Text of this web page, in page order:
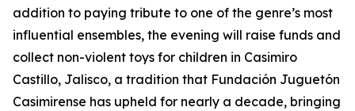
addition to paying tribute to one of the genre’s most
influential ensembles, the evening will raise funds and
collect non-violent toys for children in Casimiro
Castillo, Jalisco, a tradition that Fundación Juguetón
Casimirense has upheld for nearly a decade, bringing